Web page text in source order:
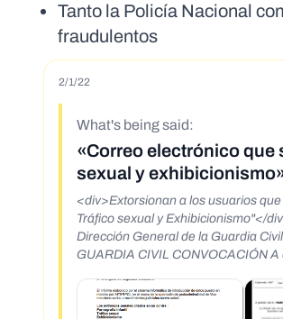
Tanto la Policía Nacional
fraudulentos
2/1/22
What's being said:
«Correo electrónico que
sexual y
<div>Extorsionan a los usuarios
Tráfico sexual y Exhibicionismo"</
Dirección General de la Guardia
GUARDIA CIVIL CONVOCACIÓN
usted poco después de una
pedofilia, la Ciber-pornografia,